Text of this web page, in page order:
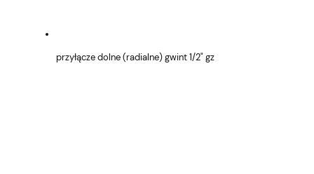
przyłącze dolne (radialne) gwint 1/2" gz